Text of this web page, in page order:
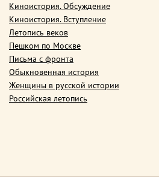
Киноистория. Обсуждение
Киноистория. Вступление
Летопись веков
Пешком по Москве
Письма с фронта
Обыкновенная история
Женщины в русской истории
Российская летопись